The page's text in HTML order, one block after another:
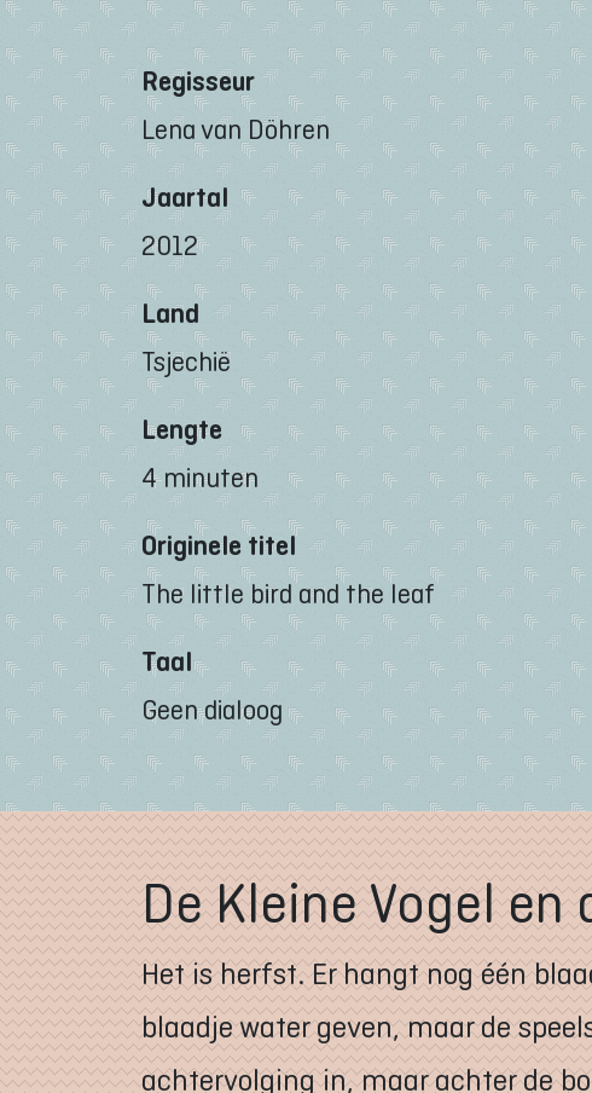
Regisseur
Lena van Döhren
Jaartal
2012
Land
Tsjechië
Lengte
4 minuten
Originele titel
The little bird and the leaf
Taal
Geen dialoog
De Kleine Vogel en
Het is herfst. Er hangt nog één
blaadje water geven, maar de
achtervolging in, maar achter de